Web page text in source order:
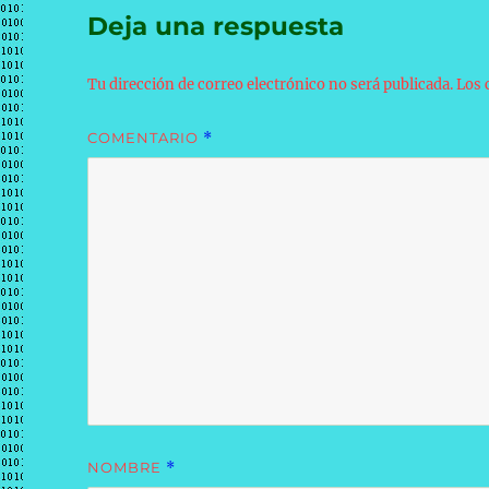
Deja una respuesta
Tu dirección de correo electrónico no será publicada.Los
COMENTARIO *
NOMBRE *